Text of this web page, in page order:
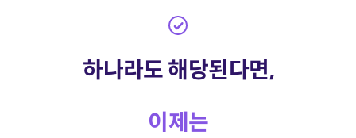
하나라도 해당된다면,
이제는